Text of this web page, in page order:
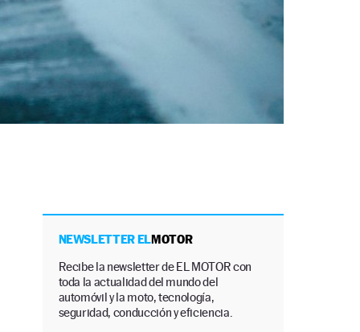
NEWSLETTER ELMOTOR
Recibe la newsletter de EL MOTOR con
toda la actualidad del mundo del
automóvil y la moto, tecnología,
seguridad, conducción y eficiencia.